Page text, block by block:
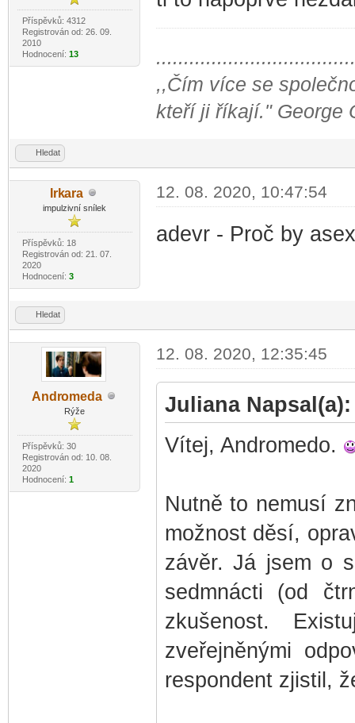
Příspěvků: 4312
Registrován od: 26. 09.
2010
Hodnocení: 13
,,Čím více se
kteří ji říkají." George
Hledat
Irkara
impulzivní snílek
Příspěvků: 18
Registrován od: 21. 07.
2020
Hodnocení: 3
12. 08. 2020, 10:47:54
adevr - Proč by
Hledat
Andromeda
Rýže
Příspěvků: 30
Registrován od: 10. 08.
2020
Hodnocení: 1
12. 08. 2020, 12:35:45
Juliana Napsal(a):
Vítej, Andromedo.
Nutně to nemusí
možnost děsí,
závěr. Já jsem o
sedmnácti (od
zkušenost.
zveřejněnými
respondent zjistil,